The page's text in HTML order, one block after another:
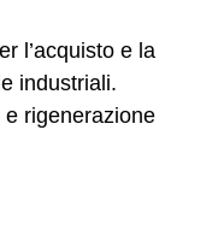
l’acquisto e la
industriali.
rigenerazione